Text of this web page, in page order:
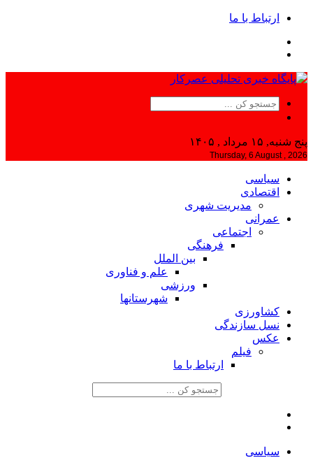
ارتباط با ما
پنج شنبه, ۱۵ مرداد , ۱۴۰۵
Thursday, 6 August , 2026
سیاسی
اقتصادی
مدیریت شهری
عمرانی
اجتماعی
فرهنگی
بین الملل
علم و فناوری
ورزشی
شهرستانها
کشاورزی
نسل سازندگی
عکس
فیلم
ارتباط با ما
سیاسی